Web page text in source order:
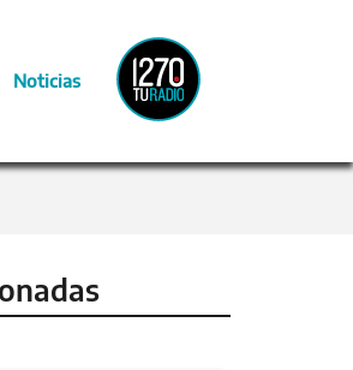
Noticias
Radio
Provincia